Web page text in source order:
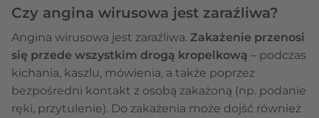
Czy angina wirusowa jest zaraźliwa?
Angina wirusowa jest zaraźliwa. Zakażenie przenosi
się przede wszystkim drogą kropelkową – podczas
kichania, kaszlu, mówienia, a także poprzez
bezpośredni kontakt z osobą zakażoną (np. podanie
ręki, przytulenie). Do zakażenia może dojść również